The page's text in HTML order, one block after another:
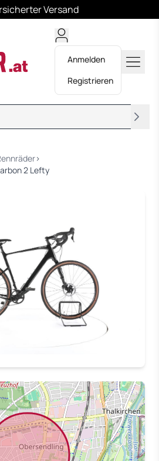
Versand
Anmelden
Registrieren
›
2 Lefty